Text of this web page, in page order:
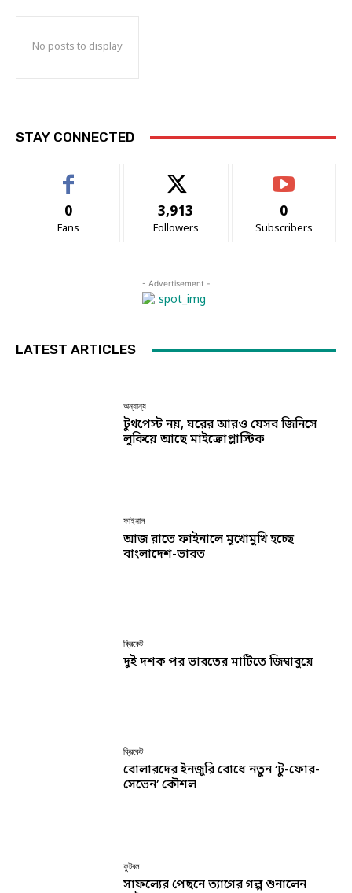
No posts to display
STAY CONNECTED
0
Fans
3,913
Followers
0
Subscribers
- Advertisement -
LATEST ARTICLES
অন্যান্য
টুথপেস্ট নয়, ঘরের আরও যেসব জিনিসে
লুকিয়ে আছে মাইক্রোপ্লাস্টিক
ফাইনাল
আজ রাতে ফাইনালে মুখোমুখি হচ্ছে
বাংলাদেশ-ভারত
ক্রিকেট
দুই দশক পর ভারতের মাটিতে জিম্বাবুয়ে
ক্রিকেট
বোলারদের ইনজুরি রোধে নতুন ‘টু-ফোর-
সেভেন’ কৌশল
ফুটবল
সাফল্যের পেছনে ত্যাগের গল্প শুনালেন